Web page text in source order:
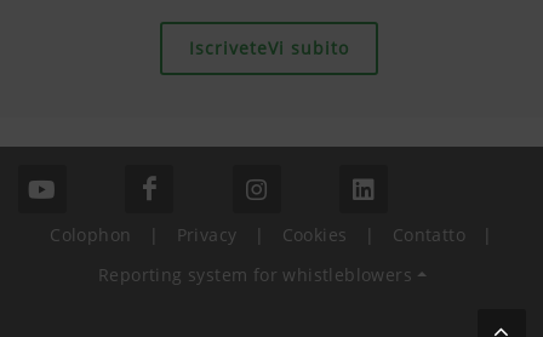
abbiamo nessun controllo sui Cookies di
IscriveteVi subito
Colophon | Privacy | Cookies | Contatto
|
Reporting system for whistleblowers